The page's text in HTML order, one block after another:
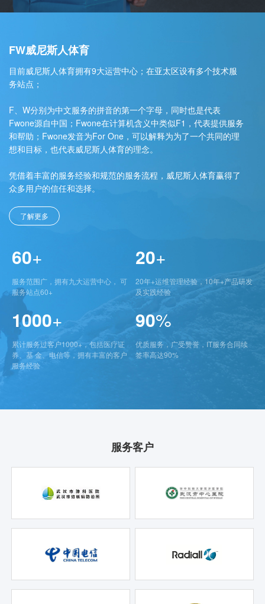
FW威尼斯人体育
目前威尼斯人体育拥有9大运营中心；在亚太区设有多个技术服
务站点；
F、W分别为中文服务的拼音的第一个字母，同时也是代表
Fwone源自中国；Fwone在计算机含义中类似F1，代表提供服务
和帮助；Fwone发音为For One，可以解释为为了一个共同的理
想和目标，也代表威尼斯人体育的理念。
凭借着丰富的服务经验和规范的服务流程，威尼斯人体育赢得了
众多用户的信任和选择。
了解更多
60+
服务范围广，拥有九大运营中心， 可
服务站点60+
20+
20年+运维管理经验，10年+产品研发
及实践经验
1000+
累计服务过客户1000+，包括医疗证
券、基 金、电信等，拥有丰富的客户
服务经验
90%
优质服务，广受赞誉，IT服务合同续
签率高达90%
服务客户